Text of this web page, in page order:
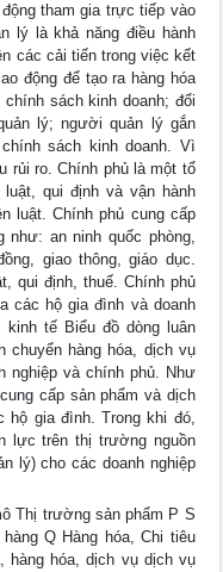
tham gia trực tiếp vào
lý là khả năng điều hành
các cải tiến trong việc kết
động để tạo ra hàng hóa
sách kinh doanh; đổi
lý; người quản lý gắn
sách kinh doanh. Vì
rủi ro. Chính phủ là một tổ
qui định và vận hành
luật. Chính phủ cung cấp
như: an ninh quốc phòng,
giao thông, giáo dục.
qui định, thuế. Chính phủ
các hộ gia đình và doanh
kinh tế Biểu đồ dòng luân
chuyển hàng hóa, dịch vụ
nghiệp và chính phủ. Như
cấp sản phẩm và dịch
hộ gia đình. Trong khi đó,
lực trên thị trường nguồn
lý) cho các doanh nghiệp
Thị trường sản phẩm P S
Q Hàng hóa, Chi tiêu
hàng hóa, dịch vụ dịch vụ